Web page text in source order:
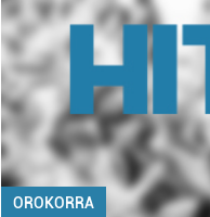
OROKORRA